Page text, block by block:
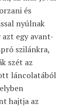
és
nyúlnak
azt egy avant-
szilánkra,
szét az
láncolatából
hajtja az